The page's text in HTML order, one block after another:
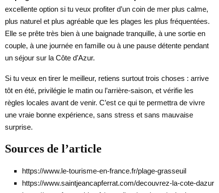
excellente option si tu veux profiter d’un coin de mer plus calme,
plus naturel et plus agréable que les plages les plus fréquentées.
Elle se prête très bien à une baignade tranquille, à une sortie en
couple, à une journée en famille ou à une pause détente pendant
un séjour sur la Côte d’Azur.
Si tu veux en tirer le meilleur, retiens surtout trois choses : arrive
tôt en été, privilégie le matin ou l’arrière-saison, et vérifie les
règles locales avant de venir. C’est ce qui te permettra de vivre
une vraie bonne expérience, sans stress et sans mauvaise
surprise.
Sources de l’article
https://www.le-tourisme-en-france.fr/plage-grasseuil
https://www.saintjeancapferrat.com/decouvrez-la-cote-dazur